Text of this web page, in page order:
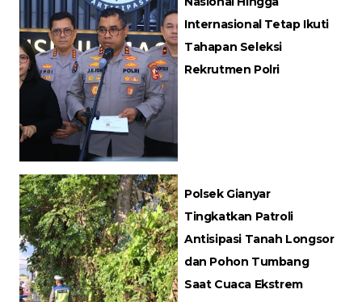
Internasional Tetap Ikuti
Tahapan Seleksi
Rekrutmen Polri
Polsek Gianyar
Tingkatkan Patroli
Antisipasi Tanah Longsor
dan Pohon Tumbang
Saat Cuaca Ekstrem